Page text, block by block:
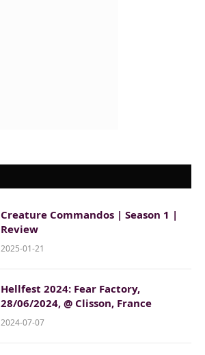
Creature Commandos | Season 1 |
Review
2025-01-21
Hellfest 2024: Fear Factory,
28/06/2024, @ Clisson, France
2024-07-07